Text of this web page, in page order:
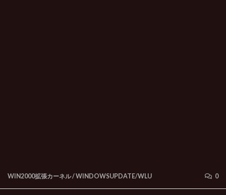
WIN2000拡張カーネル/WINDOWSUPDATE/WLU 0